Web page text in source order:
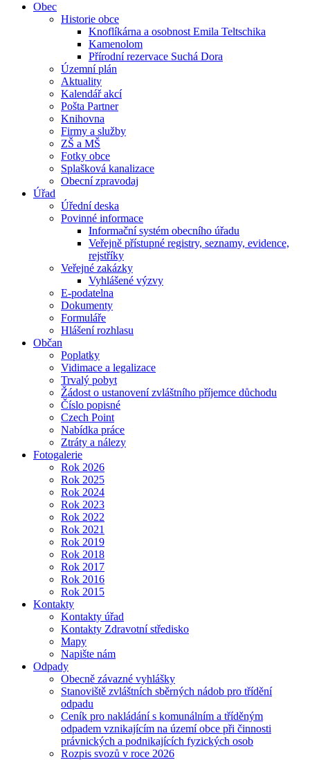
Obec
Historie obce
Knoflíkárna a osobnost Emila Teltschika
Kamenolom
Přírodní rezervace Suchá Dora
Územní plán
Aktuality
Kalendář akcí
Pošta Partner
Knihovna
Firmy a služby
ZŠ a MŠ
Fotky obce
Splašková kanalizace
Obecní zpravodaj
Úřad
Úřední deska
Povinné informace
Informační systém obecního úřadu
Veřejně přístupné registry, seznamy, evidence,
rejstříky
Veřejné zakázky
Vyhlášené výzvy
E-podatelna
Dokumenty
Formuláře
Hlášení rozhlasu
Občan
Poplatky
Vidimace a legalizace
Trvalý pobyt
Žádost o ustanovení zvláštního příjemce důchodu
Číslo popisné
Czech Point
Nabídka práce
Ztráty a nálezy
Fotogalerie
Rok 2026
Rok 2025
Rok 2024
Rok 2023
Rok 2022
Rok 2021
Rok 2019
Rok 2018
Rok 2017
Rok 2016
Rok 2015
Kontakty
Kontakty úřad
Kontakty Zdravotní středisko
Mapy
Napište nám
Odpady
Obecně závazné vyhlášky
Stanoviště zvláštních sběrných nádob pro třídění
odpadu
Ceník pro nakládání s komunálním a tříděným
odpadem vznikajícím na území obce při činnosti
právnických a podnikajících fyzických osob
Rozpis svozů v roce 2026